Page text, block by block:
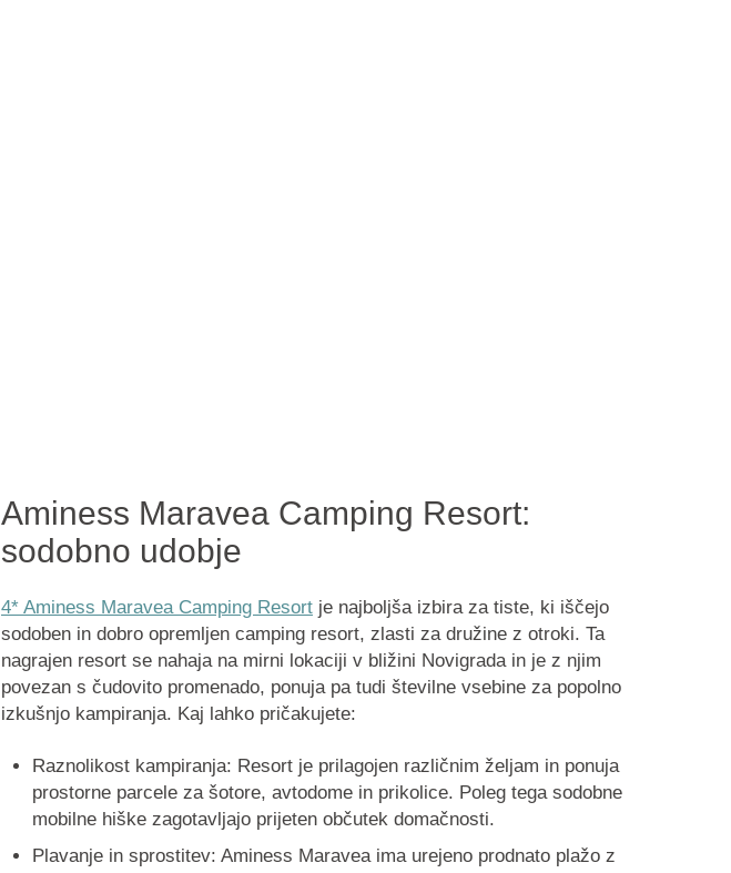
Aminess Maravea Camping Resort:
sodobno udobje
4* Aminess Maravea Camping Resortje najboljša izbira za tiste, ki iščejo
sodoben in dobro opremljen camping resort, zlasti za družine z otroki. Ta
nagrajen resort se nahaja na mirni lokaciji v bližini Novigrada in je z njim
povezan s čudovito promenado, ponuja pa tudi številne vsebine za popolno
izkušnjo kampiranja. Kaj lahko pričakujete:
Raznolikost kampiranja: Resort je prilagojen različnim željam in ponuja
prostorne parcele za šotore, avtodome in prikolice. Poleg tega sodobne
mobilne hiške zagotavljajo prijeten občutek domačnosti.
Plavanje in sprostitev: Aminess Maravea ima urejeno prodnato plažo z